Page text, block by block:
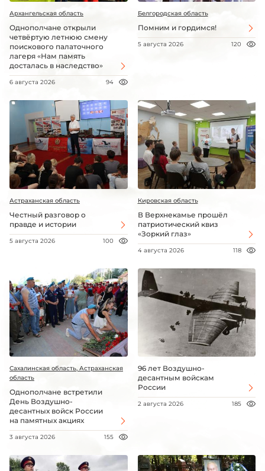
Архангельская область
Однополчане открыли
четвёртую летнюю смену
поискового палаточного
лагеря «Нам память
досталась в наследство»
6 августа 2026 94
Белгородская область
Помним и гордимся!
5 августа 2026 120
Астраханская область
Честный разговор о
правде и истории
5 августа 2026 100
Кировская область
В Верхнекамье прошёл
патриотический квиз
«Зоркий глаз»
4 августа 2026 118
Сахалинская область, Астраханская
область
Однополчане встретили
День Воздушно-
десантных войск России
на памятных акциях
3 августа 2026 155
96 лет Воздушно-
десантным войскам
России
2 августа 2026 185